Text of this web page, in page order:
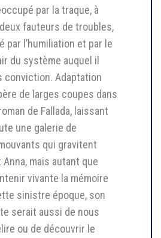
par la traque, à
deux fauteurs de troubles,
par l’humiliation et par le
du système auquel il
conviction. Adaptation
de larges coupes dans
de Fallada, laissant
une galerie de
qui gravitent
Anna, mais autant que
vivante la mémoire
sinistre époque, son
serait aussi de nous
ou de découvrir le